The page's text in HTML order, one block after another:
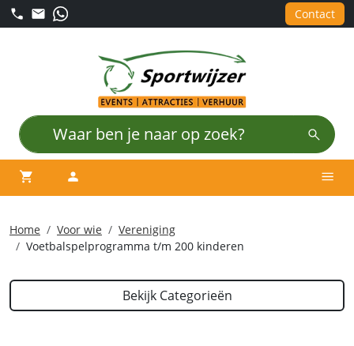
Contact
winkelwagen
account
Home Voor wie
Vereniging
Voetbalspelprogramma t/m 200 kinderen
Bekijk Categorieën